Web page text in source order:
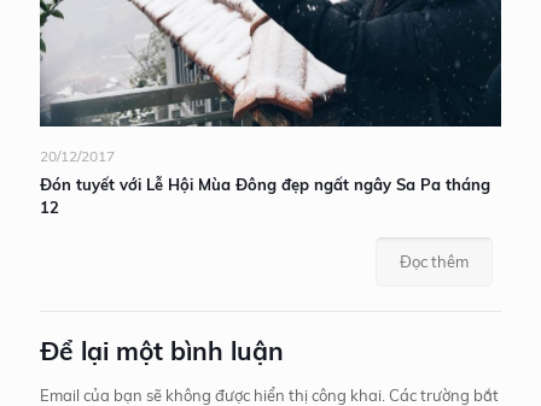
20/12/2017
Đón tuyết với Lễ Hội Mùa Đông đẹp ngất ngây Sa Pa tháng
12
Đọc thêm
Để lại một bình luận
Email của bạn sẽ không được hiển thị công khai. Các trường bắt